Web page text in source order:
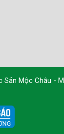
Sản Mộc Châu -